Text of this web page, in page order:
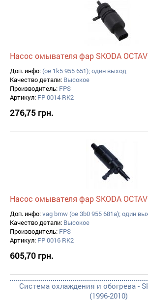
Насос омывателя фар SKODA
Доп. инфо: (oe 1k5 955 651); один выход
Качество детали: Высокое
Производитель: FPS
Артикул: FP 0014 RK2
276,75 грн.
Насос омывателя фар SKODA
Доп. инфо:vag bmw (oe 3b0 955 681a); один
Качество детали: Высокое
Производитель: FPS
Артикул: FP 0016 RK2
605,70 грн.
Система охлаждения и обогрева -
(1996-2010)